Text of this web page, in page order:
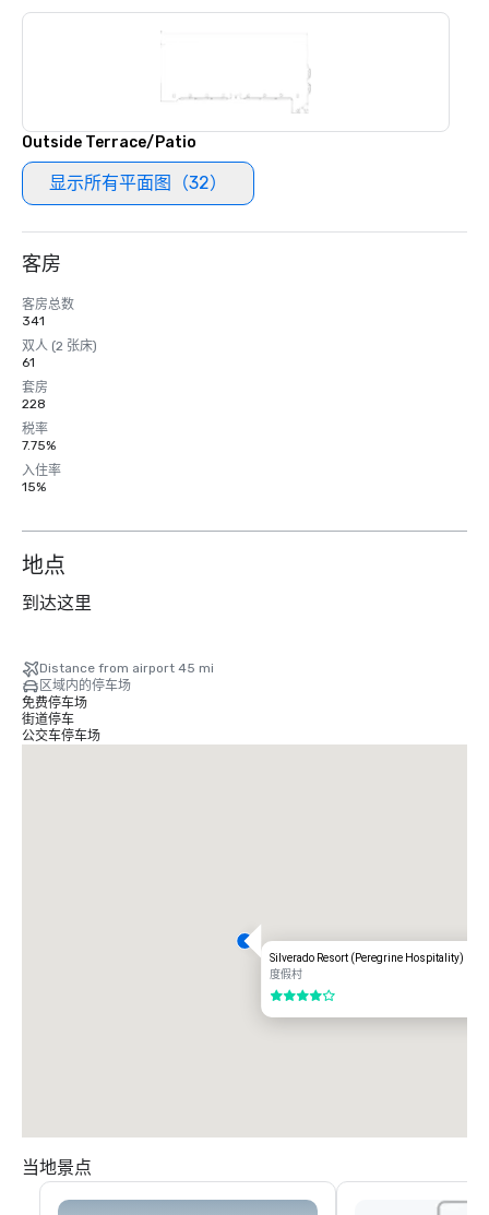
Outside Terrace/Patio
显示所有平面图（32）
客房
客房总数
341
双人 (2 张床)
61
套房
228
税率
7.75%
入住率
15%
地点
到达这里
Distance from airport 45 mi
区域内的停车场
免费停车场
街道停车
公交车停车场
Silverado Resort (Peregrine Hospitality)
度假村
4/5
当地景点